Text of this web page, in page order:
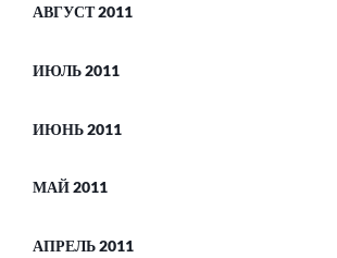
АВГУСТ 2011
ИЮЛЬ 2011
ИЮНЬ 2011
МАЙ 2011
АПРЕЛЬ 2011